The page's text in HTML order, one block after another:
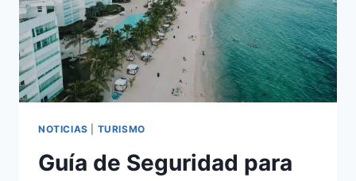
NOTICIAS TURISMO
Guía de Seguridad para